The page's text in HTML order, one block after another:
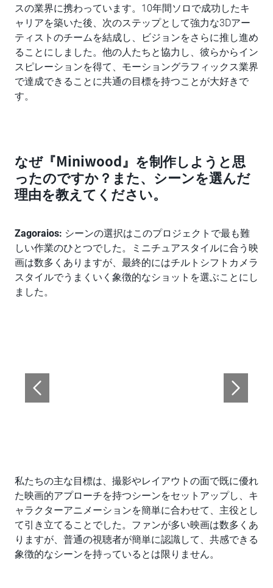
スの業界に携わっています。10年間ソロで成功したキ
ャリアを築いた後、次のステップとして強力な3Dアー
ティストのチームを結成し、ビジョンをさらに推し進め
ることにしました。他の人たちと協力し、彼らからイン
スピレーションを得て、モーショングラフィックス業界
で達成できることに共通の目標を持つことが大好きで
す。
なぜ『Miniwood』を制作しようと思
ったのですか？また、シーンを選んだ
理由を教えてください。
Zagoraios: シーンの選択はこのプロジェクトで最も難
しい作業のひとつでした。ミニチュアスタイルに合う映
画は数多くありますが、最終的にはチルトシフトカメラ
スタイルでうまくいく象徴的なショットを選ぶことにし
ました。
私たちの主な目標は、撮影やレイアウトの面で既に優れ
た映画的アプローチを持つシーンをセットアップし、キ
ャラクターアニメーションを簡単に合わせて、主役とし
て引き立てることでした。ファンが多い映画は数多くあ
りますが、普通の視聴者が簡単に認識して、共感できる
象徴的なシーンを持っているとは限りません。